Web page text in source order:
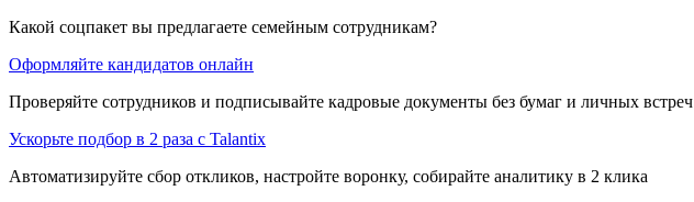
Какой соцпакет вы предлагаете семейным сотрудникам?
Оформляйте кандидатов онлайн
Проверяйте сотрудников и подписывайте кадровые документы без бумаг и личных встреч
Ускорьте подбор в 2 раза с Talantix
Автоматизируйте сбор откликов, настройте воронку, собирайте аналитику в 2 клика